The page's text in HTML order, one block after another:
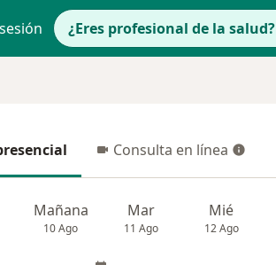
¿Eres profesional de la salud?
Consulta en línea
Consulta en línea
Mañana
10 Ago
Mar
11 Ago
Mié
12 Ago